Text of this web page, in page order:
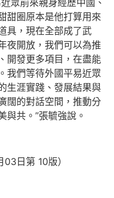
眾前來親身經歷中國、
甜圈原本是他打算用來
具，現在全部成了武
夜開放，我們可以為推
開發更多項目，在盡能
我們等待外國平易近眾
生涯實踐、發展結果與
闊的對話空間，推動分
與共。”張毓強說。
日第 10版）